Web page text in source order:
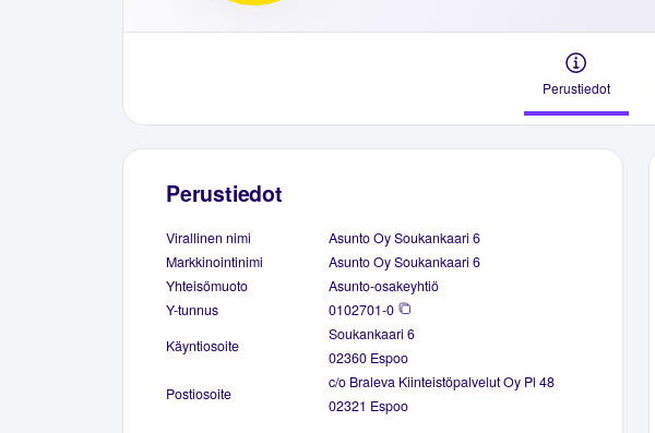
Perustiedot
Perustiedot
Virallinen nimi
Asunto Oy Soukankaari 6
Markkinointinimi
Asunto Oy Soukankaari 6
Yhteisömuoto
Asunto-osakeyhtiö
Y-tunnus
0102701-0
Käyntiosoite
Soukankaari 6
02360 Espoo
Postiosoite
c/o Braleva Kiinteistöpalvelut Oy Pl 48
02321 Espoo